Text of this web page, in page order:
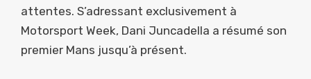
attentes. S’adressant exclusivement à
Motorsport Week, Dani Juncadella a résumé son
premier Mans jusqu’à présent.